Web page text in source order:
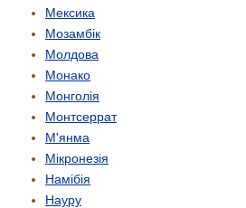
Мексика
Мозамбік
Молдова
Монако
Монголія
Монтсеррат
М'янма
Мікронезія
Намібія
Науру